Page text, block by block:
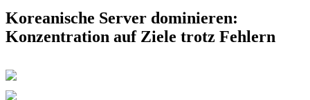
Koreanische Server dominieren:
Konzentration auf Ziele trotz Fehlern